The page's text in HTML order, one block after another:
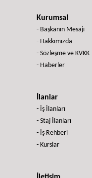
Kurumsal
- Başkanın Mesajı
- Hakkımızda
- Sözleşme ve KVKK
- Haberler
İlanlar
- İş İlanları
- Staj İlanları
- İş Rehberi
- Kurslar